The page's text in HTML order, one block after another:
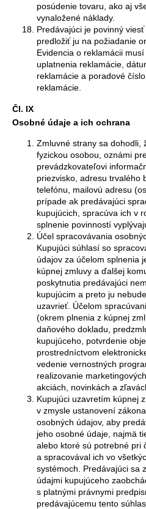
posúdenie tovaru, ako aj
vynaložené náklady.
Predávajúci je povinný
predložiť ju na požiadanie
Evidencia o reklamácii
uplatnenia reklamácie,
reklamácie a poradové
reklamácie.
Čl. IX
Osobné údaje a ich ochrana
Zmluvné strany sa dohodli,
fyzickou osobou, oznámi
prevádzkovateľovi
priezvisko, adresu trvalého
telefónu, mailovú adresu
prípade ak predávajúci
kupujúcich, spracúva ich v
splnenie povinností
Účel spracovávania
Kupujúci súhlasí so
údajov za účelom splnenia
kúpnej zmluvy a ďalšej
poskytnutia predávajúci
kupujúcim a preto ju
uzavrieť. Účelom
(okrem plnenia z kúpnej
daňového dokladu,
kupujúceho, potvrdenie
prostredníctvom
vedenie vernostných
realizovanie
akciách, novinkách a
Kupujúci uzavretím kúpnej
v zmysle ustanovení
osobných údajov, aby
jeho osobné údaje, najmä
alebo ktoré sú potrebné pri
a spracovával ich vo
systémoch. Predávajúci sa
údajmi kupujúceho
s platnými právnymi
predávajúcemu tento